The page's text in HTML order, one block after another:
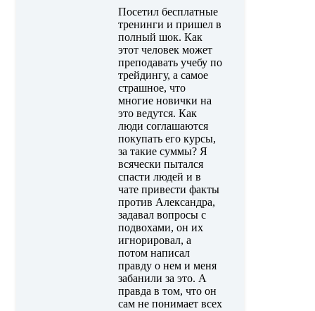
Посетил бесплатные
тренинги и пришел в
полный шок. Как
этот человек может
преподавать учебу по
трейдингу, а самое
страшное, что
многие новички на
это ведутся. Как
люди соглашаются
покупать его курсы,
за такие суммы? Я
всячески пытался
спасти людей и в
чате привести факты
против Александра,
задавал вопросы с
подвохами, он их
игнорировал, а
потом написал
правду о нем и меня
забанили за это. А
правда в том, что он
сам не понимает всех